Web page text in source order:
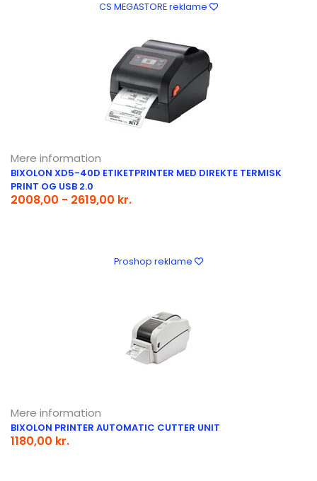
CS MEGASTORE reklame
Mere information
BIXOLON XD5-40D ETIKETPRINTER MED DIREKTE TERMISK
PRINT OG USB 2.0
2008,00 - 2619,00 kr.
Proshop reklame
Mere information
BIXOLON PRINTER AUTOMATIC CUTTER UNIT
1180,00 kr.